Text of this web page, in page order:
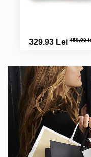
329.93 Lei459.90